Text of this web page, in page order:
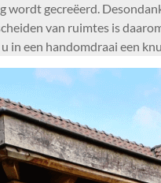
gecreëerd.
van ruimtes is
een handomdraai een